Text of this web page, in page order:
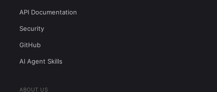
API Documentation
Security
GitHub
AI Agent Skills
ABOUT US